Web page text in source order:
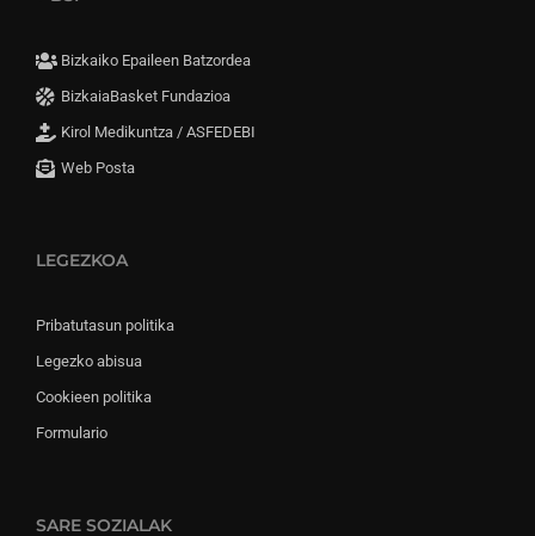
Bizkaiko Epaileen Batzordea
BizkaiaBasket Fundazioa
Kirol Medikuntza / ASFEDEBI
Web Posta
LEGEZKOA
Pribatutasun politika
Legezko abisua
Cookieen politika
Formulario
SARE SOZIALAK